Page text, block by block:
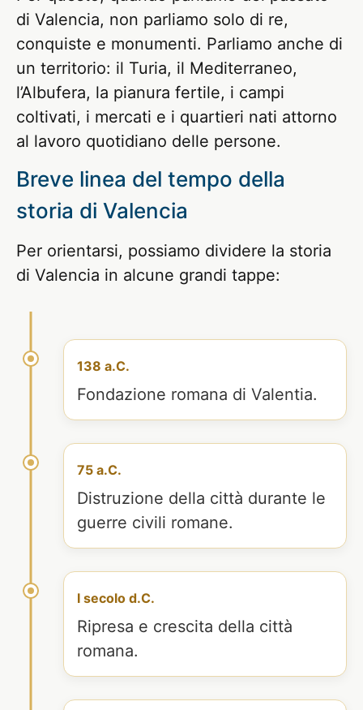
di Valencia, non parliamo solo di re,
conquiste e monumenti. Parliamo anche di
un territorio: il Turia, il Mediterraneo,
l’Albufera, la pianura fertile, i campi
coltivati, i mercati e i quartieri nati attorno
al lavoro quotidiano delle persone.
Breve linea del tempo della
storia di Valencia
Per orientarsi, possiamo dividere la storia
di Valencia in alcune grandi tappe:
138 a.C.
Fondazione romana di Valentia.
75 a.C.
Distruzione della città durante le
guerre civili romane.
I secolo d.C.
Ripresa e crescita della città
romana.